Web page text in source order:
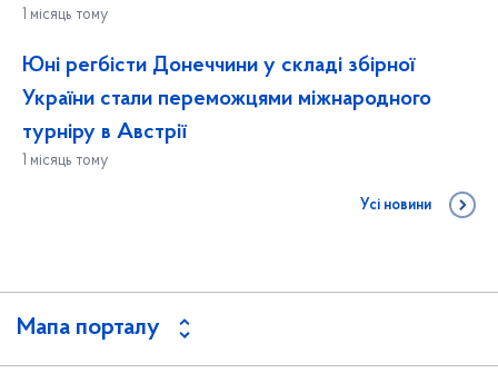
1 місяць тому
Юні регбісти Донеччини у складі збірної
України стали переможцями міжнародного
турніру в Австрії
1 місяць тому
Усі новини
Мапа порталу